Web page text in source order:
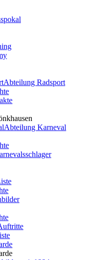
Abteilung Radsport
Abteilung Karneval